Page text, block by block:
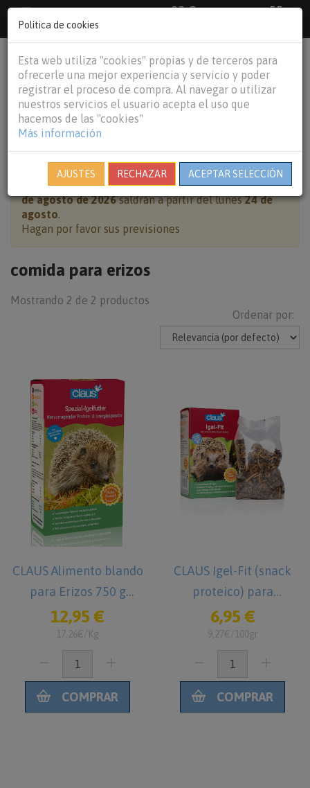
33 €
55
€Baleares y
person shopping_cart
HOME OTROS ANIMALES
Cierre por vacaciones:pedidos realizados del7 al 23
de agosto de 2026saldrán a partir del lunes24 de
agosto.
Hagan por favor sus previsiones
comida para erizos
Mostrando 2 de 2 productos
Ordenar por:
CLAUS Alimento blando
para Erizos 750 g
Comida para Erizos
12,95 €
17,26€/Kg
COMPRAR
CLAUS Igel-Fit (snack
proteico) para
micromamíferos
insectívoros 75g
6,95 €
9,27€/100gr
COMPRAR
Política de cookies
Esta web utiliza "cookies" propias y de terceros para
ofrecerle una mejor experiencia y servicio y poder
registrar el proceso de compra. Al navegar o utilizar
nuestros servicios el usuario acepta el uso que
hacemos de las "cookies"
Más información
AJUSTES RECHAZAR ACEPTAR SELECCIÓN